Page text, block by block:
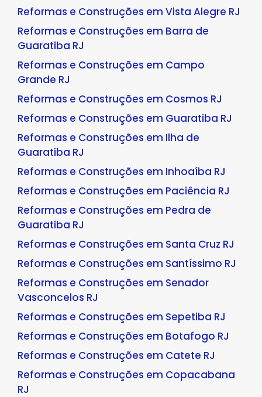
Reformas e Construções em Vista Alegre RJ
Reformas e Construções em Barra de
Guaratiba RJ
Reformas e Construções em Campo
Grande RJ
Reformas e Construções em Cosmos RJ
Reformas e Construções em Guaratiba RJ
Reformas e Construções em Ilha de
Guaratiba RJ
Reformas e Construções em Inhoaíba RJ
Reformas e Construções em Paciência RJ
Reformas e Construções em Pedra de
Guaratiba RJ
Reformas e Construções em Santa Cruz RJ
Reformas e Construções em Santíssimo RJ
Reformas e Construções em Senador
Vasconcelos RJ
Reformas e Construções em Sepetiba RJ
Reformas e Construções em Botafogo RJ
Reformas e Construções em Catete RJ
Reformas e Construções em Copacabana
RJ